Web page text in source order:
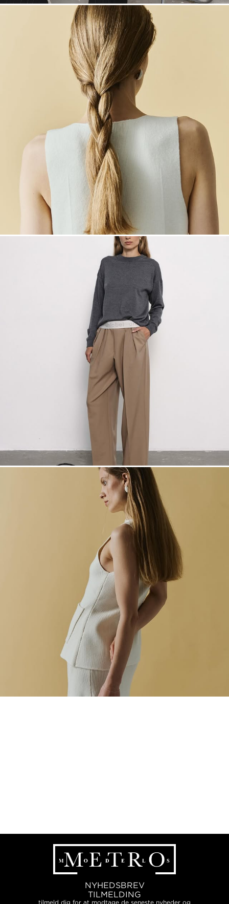
NYHEDSBREV
TILMELDING
tilmeld dig for at modtage de seneste nyheder og